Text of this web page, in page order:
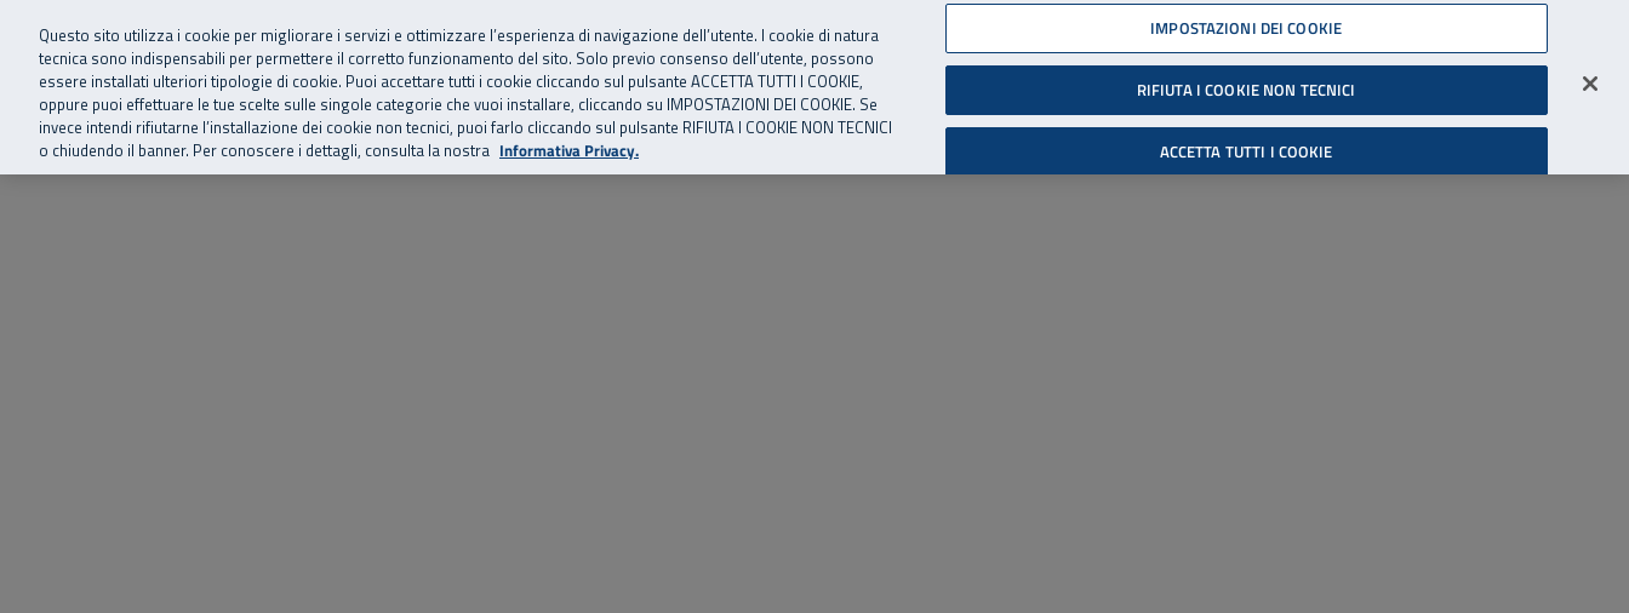
Vai al menu principale
Vai al contenuto principale
Vai al Footer 06 45539607
SuperAbile - il Contact Center Inail per il mondo della disabilità
Home Chi siamo Storie, news ed eventi Risorse utili Supporto Accessibilità
Cerca
Accedi all'area riservata
Questo sito utilizza i cookie per migliorare i servizi e ottimizzare l’esperienza di navigazione dell’utente. I cookie di natura
tecnica sono indispensabili per permettere il corretto funzionamento del sito. Solo previo consenso dell’utente, possono
essere installati ulteriori tipologie di cookie. Puoi accettare tutti i cookie cliccando sul pulsante ACCETTA TUTTI I COOKIE,
oppure puoi effettuare le tue scelte sulle singole categorie che vuoi installare, cliccando su IMPOSTAZIONI DEI COOKIE. Se
invece intendi rifiutarne l’installazione dei cookie non tecnici, puoi farlo cliccando sul pulsante RIFIUTA I COOKIE NON TECNICI
o chiudendo il banner. Per conoscere i dettagli, consulta la nostra Informativa Privacy.
IMPOSTAZIONI DEI COOKIE
RIFIUTA I COOKIE NON TECNICI
ACCETTA TUTTI I COOKIE